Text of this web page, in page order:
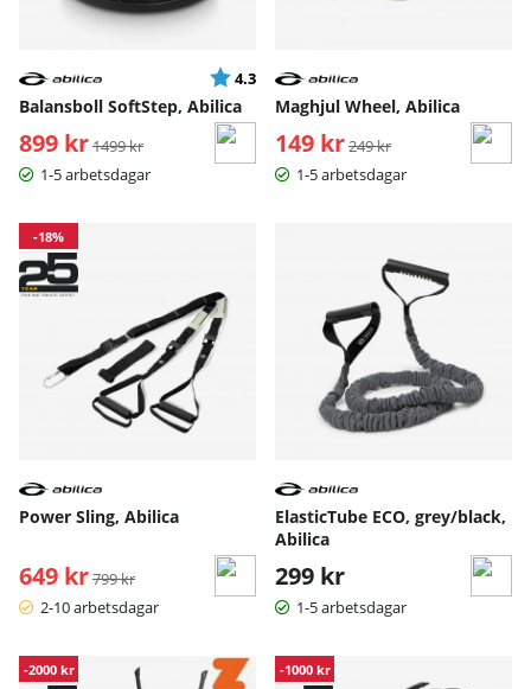
Betyg:
4.3 utav 5 stjärnor
Balansboll SoftStep, Abilica
899 kr Ordinarie pris:
1499 kr
1-5 arbetsdagar
Maghjul Wheel, Abilica
149 kr Ordinarie pris:
249 kr
1-5 arbetsdagar
-18%
Power Sling, Abilica
649 krOrdinarie pris:
799 kr
2-10 arbetsdagar
ElasticTube ECO, grey/black,
Abilica
299 kr
1-5 arbetsdagar
-2000 kr -1000 kr